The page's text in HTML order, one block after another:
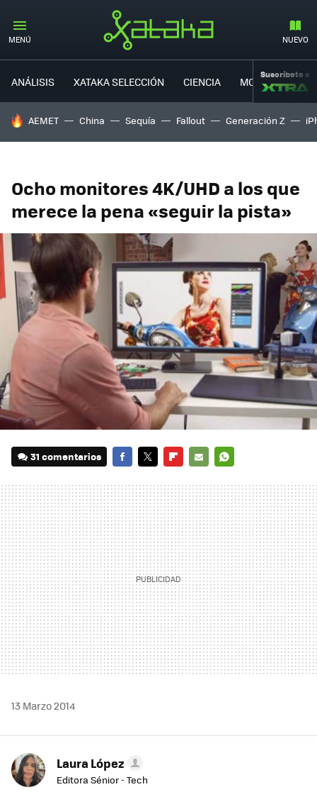
MENÚ NUEVO
ANÁLISIS XATAKA SELECCIÓN CIENCIA MOVILIDAD
Suscríbete a
HOY SE HABLA DE
AEMET China Sequía Fallout Generación Z
Ocho monitores 4K/UHD a los que
merece la pena «seguir la pista»
31 comentarios
MAIL
13 Marzo 2014
Laura López
Editora Sénior - Tech